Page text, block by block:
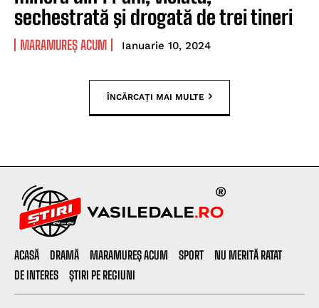
sechestrată şi drogată de trei tineri
MARAMUREȘ ACUM Ianuarie 10, 2024
ÎNCĂRCAȚI MAI MULTE
ACASĂ DRAMĂ MARAMUREȘ ACUM SPORT
NU MERITĂ RATAT
DE INTERES
ȘTIRI PE REGIUNI